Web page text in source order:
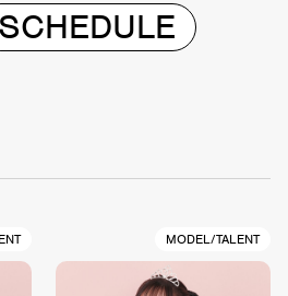
SCHEDULE
MODEL/TALENT